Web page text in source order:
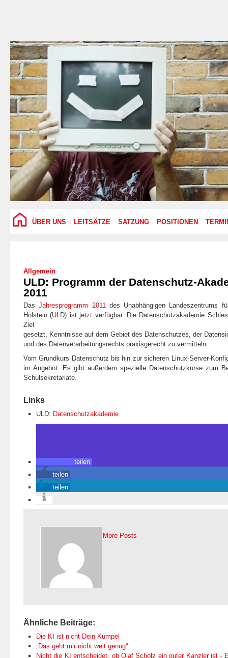
ÜBER UNS LEITSÄTZE SATZUNG POSITIONEN
Allgemein
ULD: Programm der Datenschutz-
2011
DasJahresprogramm 2011 des Unabhängigen Landeszentrums
Holstein (ULD) ist jetzt verfügbar. Die Datenschutzakademie
Ziel
gesetzt, Kenntnisse auf dem Gebiet des Datenschutzes, der
und des Datenverarbeitungsrechts praxisgerecht zu vermitteln.
Vom Grundkurs Datenschutz bis hin zur sicheren Linux-Server-
im Angebot. Es gibt außerdem spezielle Datenschutzkurse zum
Schulsekretariate.
Links
ULD: Datenschutzakademie
teilen
teilen
teilen
More Posts
Ähnliche Beiträge:
Die KI ist nicht Dein Kumpel
„Das geht mir nicht weit genug“
Nicht die KI entscheidet, ob Olaf Scholz ein guter Kanzler ist -